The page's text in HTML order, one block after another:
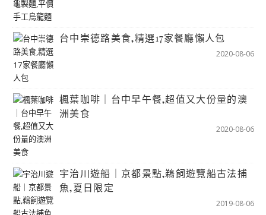
台中崇德路美食,精選17家餐廳懶人包
2020-08-06
楓葉咖啡｜台中早午餐,超值又大份量的澳
洲美食
2020-08-06
宇治川遊船｜京都景點,鵜飼遊覽船古法捕
魚,夏日限定
2019-08-06